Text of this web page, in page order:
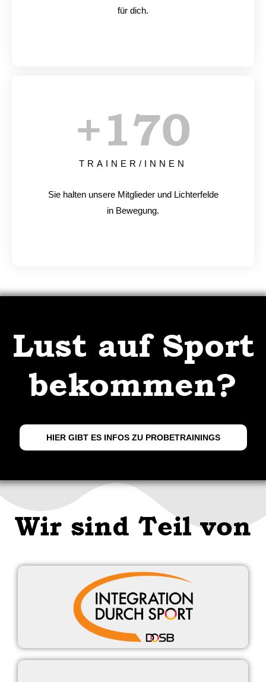
für dich.
TRAINER/INNEN
+170
Sie halten unsere Mitglieder und Lichterfelde
in Bewegung.
Lust auf Sport
bekommen?
HIER GIBT ES INFOS ZU PROBETRAININGS
Wir sind Teil von